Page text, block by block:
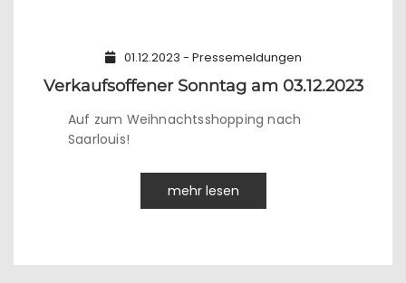
01.12.2023 - Pressemeldungen
Verkaufsoffener Sonntag am 03.12.2023
Auf zum Weihnachtsshopping nach
Saarlouis!
mehr lesen